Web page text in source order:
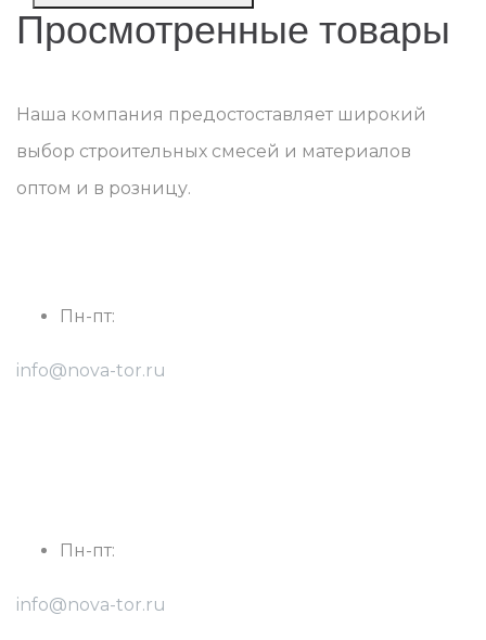
Просмотренные товары
Наша компания предостоставляет широкий
выбор строительных смесей и материалов
оптом и в розницу.
Пн-пт:
info@nova-tor.ru
Пн-пт:
info@nova-tor.ru